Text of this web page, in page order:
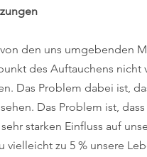
den uns umgebenden
des Auftauchens nicht
Das Problem dabei ist,
Das Problem ist,
starken Einfluss auf
vielleicht zu 5 % unsere